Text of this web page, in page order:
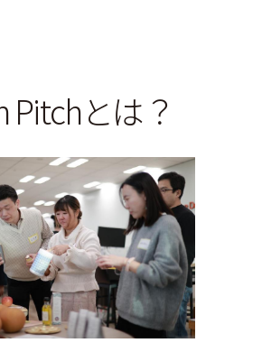
とは？